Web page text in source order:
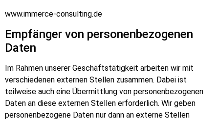
www.immerce-consulting.de
Empfänger von personenbezogenen
Daten
Im Rahmen unserer Geschäftstätigkeit arbeiten wir mit
verschiedenen externen Stellen zusammen. Dabei ist
teilweise auch eine Übermittlung von personenbezogenen
Daten an diese externen Stellen erforderlich. Wir geben
personenbezogene Daten nur dann an externe Stellen